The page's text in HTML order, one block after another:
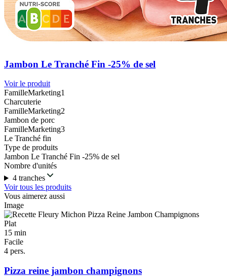
Jambon Le Tranché Fin -25% de sel
Voir le produit
FamilleMarketing1
Charcuterie
FamilleMarketing2
Jambon de porc
FamilleMarketing3
Le Tranché fin
Type de produits
Jambon Le Tranché Fin -25% de sel
Nombre d'unités
4 tranches
Voir tous les produits
Vous aimerez aussi
Image
Plat
15 min
Facile
4 pers.
Pizza reine jambon champignons